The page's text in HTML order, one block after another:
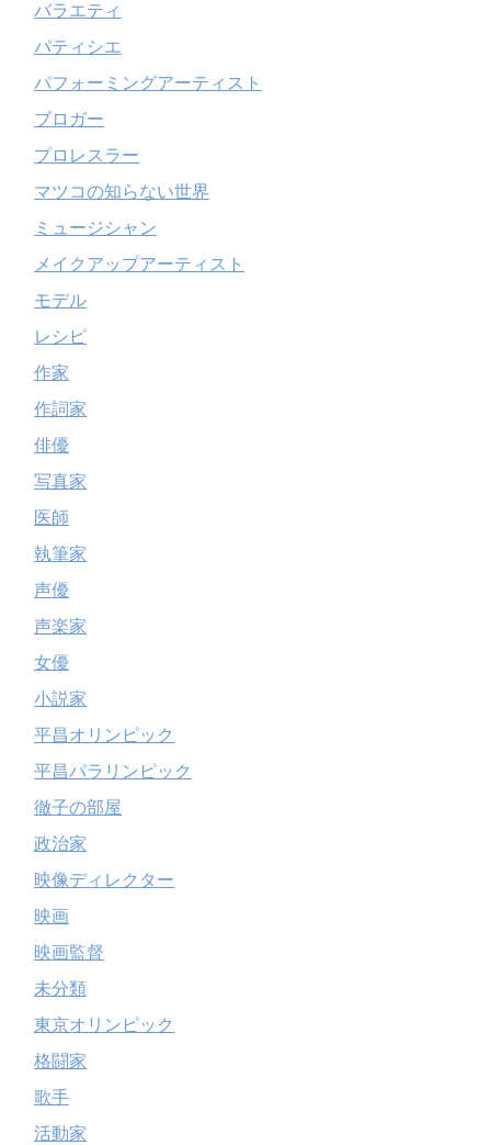
バラエティ
パティシエ
パフォーミングアーティスト
ブロガー
プロレスラー
マツコの知らない世界
ミュージシャン
メイクアップアーティスト
モデル
レシピ
作家
作詞家
俳優
写真家
医師
執筆家
声優
声楽家
女優
小説家
平昌オリンピック
平昌パラリンピック
徹子の部屋
政治家
映像ディレクター
映画
映画監督
未分類
東京オリンピック
格闘家
歌手
活動家